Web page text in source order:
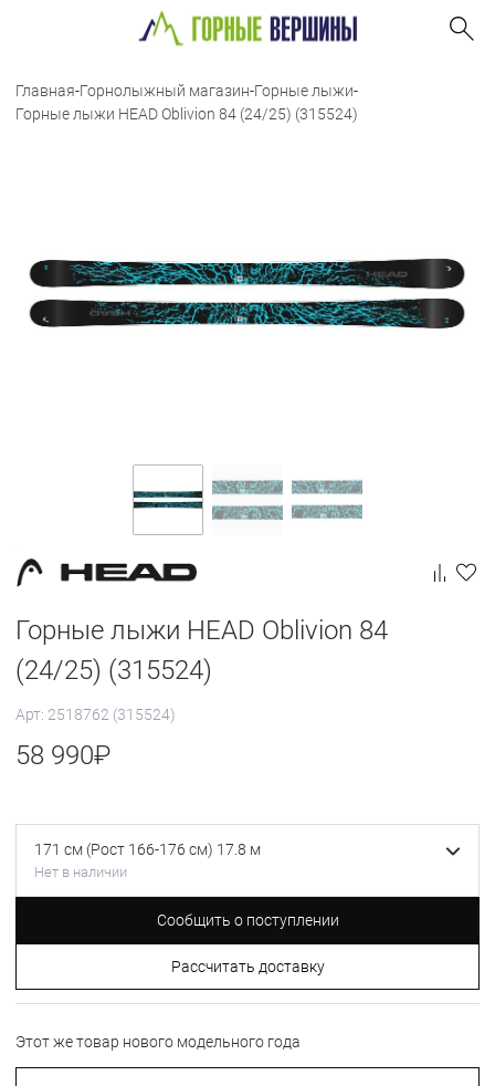
Главная-Горнолыжный магазин-Горные лыжи-
Горные лыжи HEAD Oblivion 84 (24/25) (315524)
Горные лыжи HEAD Oblivion 84
(24/25) (315524)
Арт: 2518762 (315524)
58 990₽
171 см (Рост 166-176 см) 17.8 м
Нет в наличии
Сообщить о поступлении
Рассчитать доставку
Этот же товар нового модельного года